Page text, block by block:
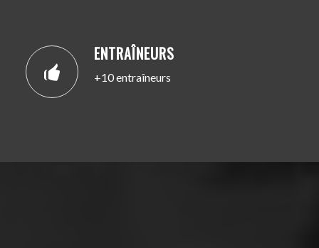
ENTRAÎNEURS
+10 entraîneurs